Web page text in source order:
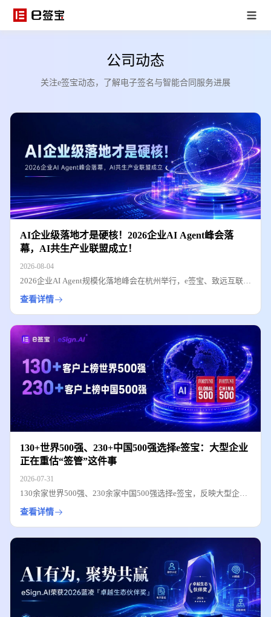
公司动态
关注e签宝动态，了解电子签名与智能合同服务进展
AI企业级落地才是硬核！2026企业AI Agent峰会落
幕，AI共生产业联盟成立！
2026-08-04
2026企业AI Agent规模化落地峰会在杭州举行，e签宝、致远互联、
网易智企、英特集团、合合信息等企业围绕企业AI从技术试用走向
业务价值展开实战分享，并共同发起“浙汇数智·AI共生产业联盟”。
查看详情
130+世界500强、230+中国500强选择e签宝：大型企业
正在重估“签管”这件事
2026-07-31
130余家世界500强、230余家中国500强选择e签宝，反映大型企业
对签署管理的需求正在从效率工具升级为数字信任基础设施。文章
解析大型集团在合规举证、权限管控、流程审计、全球化签署与 AI
合同智能体方面的核心诉求。
查看详情